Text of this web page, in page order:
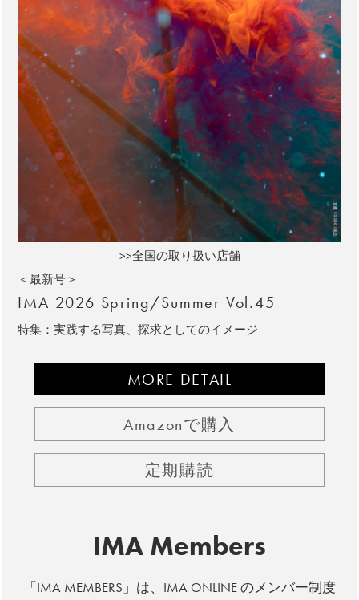
>>全国の取り扱い店舗
＜最新号＞
IMA 2026 Spring/Summer Vol.45
特集：実践する写真、探求としてのイメージ
MORE DETAIL
Amazonで購入
定期購読
IMA Members
「IMA MEMBERS」は、IMA ONLINE のメンバー制度